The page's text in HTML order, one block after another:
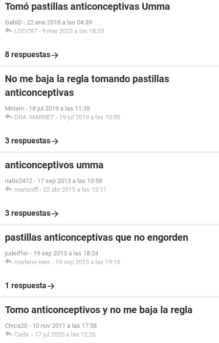
Tomó pastillas anticonceptivas Umma
GabiD - 22 ene 2018 a las 04:39
LGDC97 - 9 mar 2023 a las 18:33
8 respuestas
No me baja la regla tomando pastillas
anticonceptivas
Miriam - 18 jul 2019 a las 11:39
DRA. MARNET - 19 jul 2019 a las 10:50
3 respuestas
anticonceptivos umma
natis2412 - 17 sep 2013 a las 10:58
marisolfl - 22 abr 2015 a las 12:11
3 respuestas
pastillas anticonceptivas que no engorden
judeiffer - 19 sep 2013 a las 18:24
marlene-ines - 19 sep 2013 a las 19:16
1 respuesta
Tomo anticonceptivos y no me baja la regla
Chica20 - 10 nov 2011 a las 17:58
Carla. - 17 jul 2020 a las 12:26